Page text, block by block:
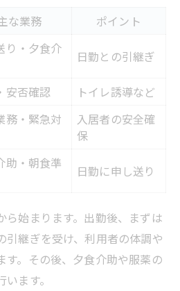
な業務
ポイント
り・夕食介
日勤との引継ぎ
安否確認 トイレ誘導など
務・緊急対
入居者の安全確
保
助・朝食準
日勤に申し送り
ら始まります。出勤後、まずは
引継ぎを受け、利用者の体調や
す。その後、夕食介助や服薬の
ます。